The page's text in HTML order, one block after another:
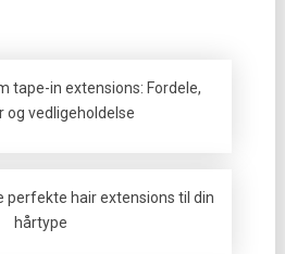
tape-in extensions: Fordele,
og vedligeholdelse
perfekte hair extensions til din
hårtype